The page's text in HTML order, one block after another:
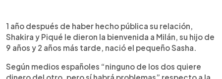
► Escuchar artículo
1 año después de haber hecho pública su relación,
Shakira y Piqué le dieron la bienvenida a Milán, su hijo de
9 años y 2 años más tarde, nació el pequeño Sasha.
Según medios españoles “ninguno de los dos quiere